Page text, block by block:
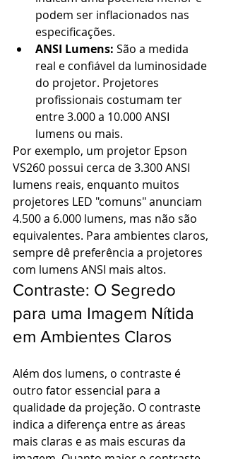
podem ser inflacionados nas
especificações.
ANSI Lumens: São a medida
real e confiável da luminosidade
do projetor. Projetores
profissionais costumam ter
entre 3.000 a 10.000 ANSI
lumens ou mais.
Por exemplo, um projetor Epson
VS260 possui cerca de 3.300 ANSI
lumens reais, enquanto muitos
projetores LED "comuns" anunciam
4.500 a 6.000 lumens, mas não são
equivalentes. Para ambientes claros,
sempre dê preferência a projetores
com lumens ANSI mais altos.
Contraste: O Segredo
para uma Imagem Nítida
em Ambientes Claros
Além dos lumens, o contraste é
outro fator essencial para a
qualidade da projeção. O contraste
indica a diferença entre as áreas
mais claras e as mais escuras da